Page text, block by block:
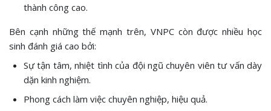
thành công cao.
Bên cạnh những thế mạnh trên, VNPC còn được nhiều học
sinh đánh giá cao bởi:
Sự tận tâm, nhiệt tình của đội ngũ chuyên viên tư vấn dày
dặn kinh nghiệm.
Phong cách làm việc chuyên nghiệp, hiệu quả.